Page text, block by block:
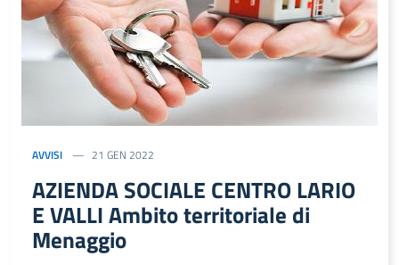
AVVISI 21 GEN 2022
AZIENDA SOCIALE CENTRO LARIO
E VALLI Ambito territoriale di
Menaggio